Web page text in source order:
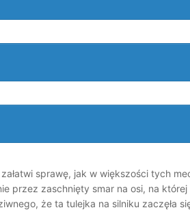
sprawę, jak w większości tych
przez zaschnięty smar na osi, na
że ta tulejka na silniku zaczęła